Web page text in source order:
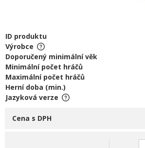
ID produktu
Výrobce
Doporučený minimální věk
Minimální počet hráčů
Maximální počet hráčů
Herní doba (min.)
Jazyková verze
Cena s DPH